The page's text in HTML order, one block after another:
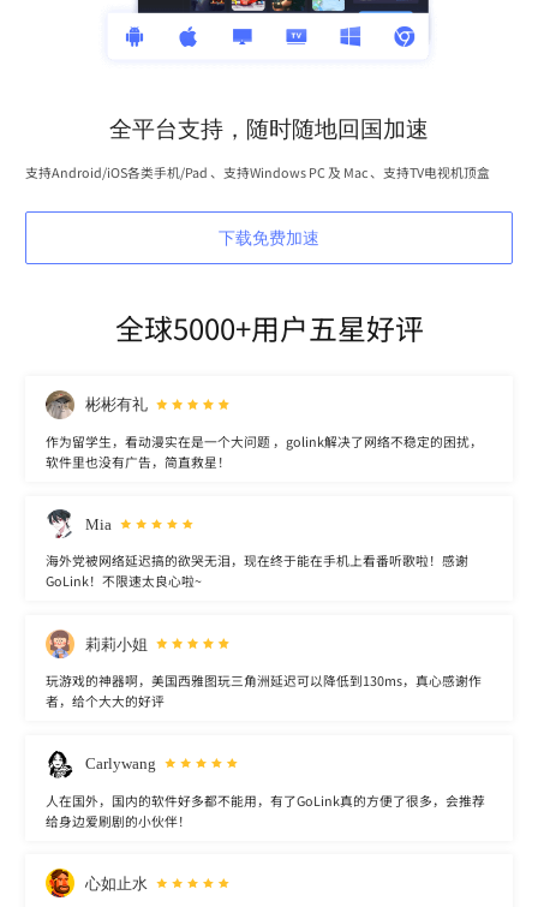
全平台支持，随时随地回国加速
支持Android/iOS各类手机/Pad 、支持Windows PC 及 Mac 、支持TV电视机顶盒
下载免费加速
全球5000+用户五星好评
彬彬有礼
作为留学生，看动漫实在是一个大问题 ，golink解决了网络不稳定的困扰，
软件里也没有广告，简直救星！
Mia
海外党被网络延迟搞的欲哭无泪，现在终于能在手机上看番听歌啦！感谢
GoLink！不限速太良心啦~
莉莉小姐
玩游戏的神器啊，美国西雅图玩三角洲延迟可以降低到130ms，真心感谢作
者，给个大大的好评
Carlywang
人在国外，国内的软件好多都不能用，有了GoLink真的方便了很多，会推荐
给身边爱刷剧的小伙伴！
心如止水